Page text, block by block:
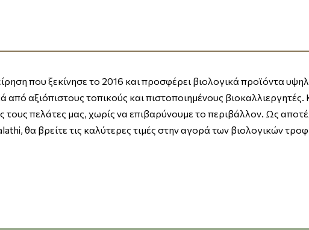
που ξεκίνησε το 2016 και προσφέρει βιολογικά προϊόντα
από αξιόπιστους τοπικούς και πιστοποιημένους
τους πελάτες μας, χωρίς να επιβαρύνουμε το περιβάλλον. Ως
θα βρείτε τις καλύτερες τιμές στην αγορά των βιολογικών